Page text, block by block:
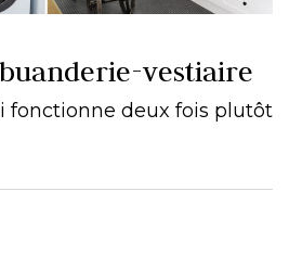
vestiaire
fonctionne deux fois plutôt